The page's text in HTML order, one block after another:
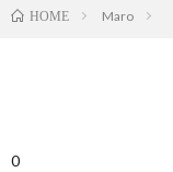
HOME Maro
0